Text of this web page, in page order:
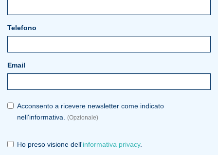
Telefono
Email
Acconsento a ricevere newsletter come indicato
nell'informativa. (Opzionale)
Ho preso visione dell'informativa privacy.